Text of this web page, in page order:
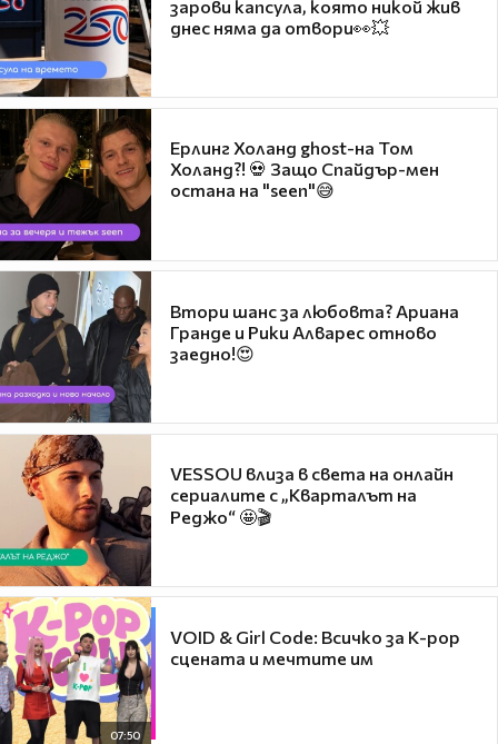
зарови капсула, която никой жив
днес няма да отвори👀💥
Ерлинг Холанд ghost-на Том
Холанд?! 💀 Защо Спайдър-мен
остана на "seen"😅
Втори шанс за любовта? Ариана
Гранде и Рики Алварес отново
заедно!😍
VESSOU влиза в света на онлайн
сериалите с „Кварталът на
Реджо“ 🤩🎬
07:50
VOID & Girl Code: Всичко за K-pop
сцената и мечтите им